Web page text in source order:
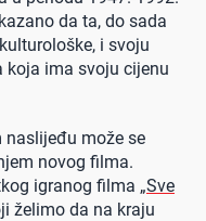
da ta, do sada
i svoju
koja ima svoju cijenu
naslijeđu može se
novog filma.
igranog filma „Sve
želimo da na kraju